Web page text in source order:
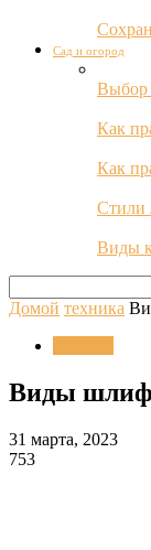
Сад и огород
Выбор
Как
Как
Стили
Виды
Домой техника
Виды
31 марта, 2023
753